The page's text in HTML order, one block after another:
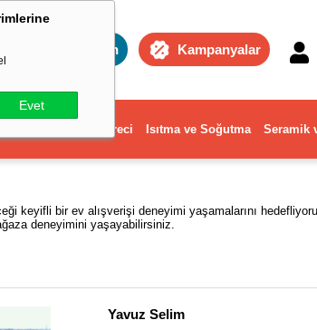
Evet
Toptan Kampanyalar
Dekorasyon ve Ev Gereci Isıtma ve Soğutma Seramik
keyifli bir ev alışverişi deneyimi yaşamalarını
deneyimini yaşayabilirsiniz.
Yavuz Selim